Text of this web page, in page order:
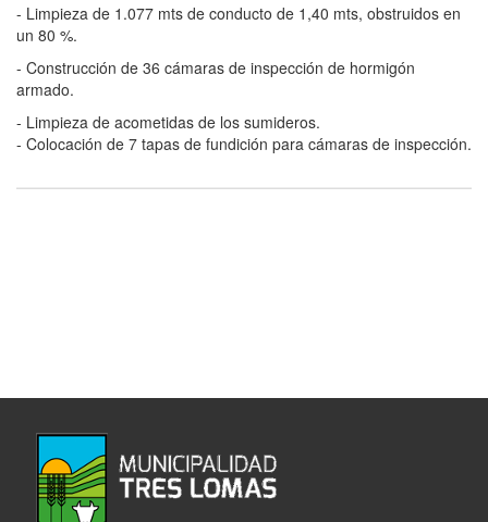
- Limpieza de 1.077 mts de conducto de 1,40 mts, obstruidos en
un 80 %.
- Construcción de 36 cámaras de inspección de hormigón
armado.
- Limpieza de acometidas de los sumideros.
- Colocación de 7 tapas de fundición para cámaras de inspección.